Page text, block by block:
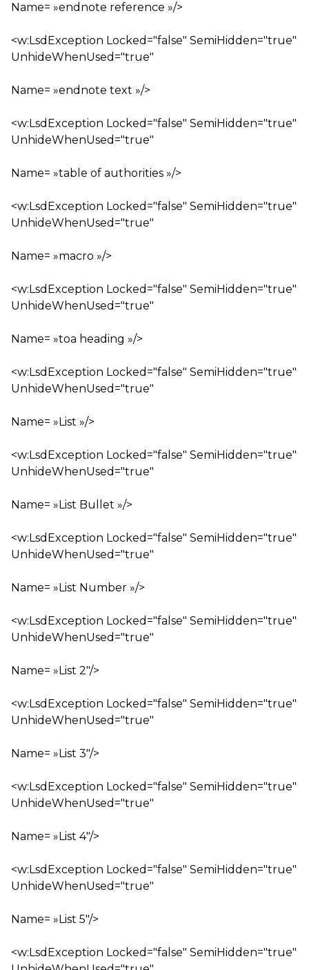
Name= »endnote reference »/>
<w:LsdException Locked="false" SemiHidden="true"
UnhideWhenUsed="true"
Name= »endnote text »/>
<w:LsdException Locked="false" SemiHidden="true"
UnhideWhenUsed="true"
Name= »table of authorities »/>
<w:LsdException Locked="false" SemiHidden="true"
UnhideWhenUsed="true"
Name= »macro »/>
<w:LsdException Locked="false" SemiHidden="true"
UnhideWhenUsed="true"
Name= »toa heading »/>
<w:LsdException Locked="false" SemiHidden="true"
UnhideWhenUsed="true"
Name= »List »/>
<w:LsdException Locked="false" SemiHidden="true"
UnhideWhenUsed="true"
Name= »List Bullet »/>
<w:LsdException Locked="false" SemiHidden="true"
UnhideWhenUsed="true"
Name= »List Number »/>
<w:LsdException Locked="false" SemiHidden="true"
UnhideWhenUsed="true"
Name= »List 2″/>
<w:LsdException Locked="false" SemiHidden="true"
UnhideWhenUsed="true"
Name= »List 3″/>
<w:LsdException Locked="false" SemiHidden="true"
UnhideWhenUsed="true"
Name= »List 4″/>
<w:LsdException Locked="false" SemiHidden="true"
UnhideWhenUsed="true"
Name= »List 5″/>
<w:LsdException Locked="false" SemiHidden="true"